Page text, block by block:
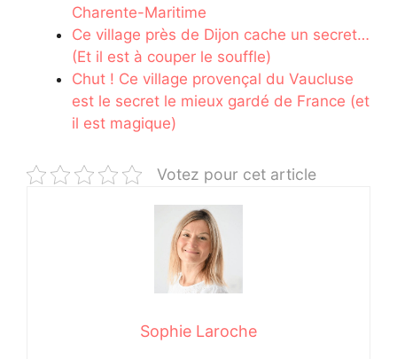
Charente-Maritime
Ce village près de Dijon cache un secret…
(Et il est à couper le souffle)
Chut ! Ce village provençal du Vaucluse
est le secret le mieux gardé de France (et
il est magique)
Votez pour cet article
Sophie Laroche